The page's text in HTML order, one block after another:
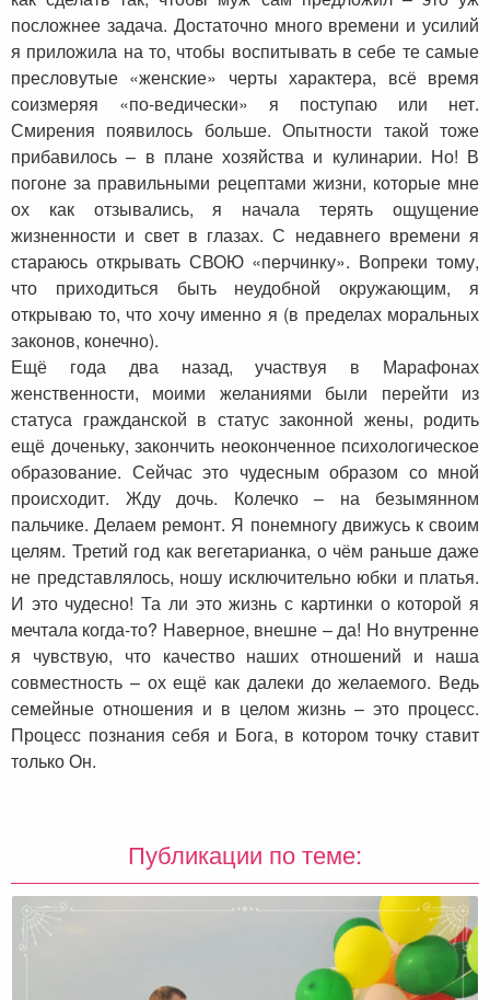
посложнее задача. Достаточно много времени и усилий
я приложила на то, чтобы воспитывать в себе те самые
пресловутые «женские» черты характера, всё время
соизмеряя «по-ведически» я поступаю или нет.
Смирения появилось больше. Опытности такой тоже
прибавилось – в плане хозяйства и кулинарии. Но! В
погоне за правильными рецептами жизни, которые мне
ох как отзывались, я начала терять ощущение
жизненности и свет в глазах. С недавнего времени я
стараюсь открывать СВОЮ «перчинку». Вопреки тому,
что приходиться быть неудобной окружающим, я
открываю то, что хочу именно я (в пределах моральных
законов, конечно).
Ещё года два назад, участвуя в Марафонах
женственности, моими желаниями были перейти из
статуса гражданской в статус законной жены, родить
ещё доченьку, закончить неоконченное психологическое
образование. Сейчас это чудесным образом со мной
происходит. Жду дочь. Колечко – на безымянном
пальчике. Делаем ремонт. Я понемногу движусь к своим
целям. Третий год как вегетарианка, о чём раньше даже
не представлялось, ношу исключительно юбки и платья.
И это чудесно! Та ли это жизнь с картинки о которой я
мечтала когда-то? Наверное, внешне – да! Но внутренне
я чувствую, что качество наших отношений и наша
совместность – ох ещё как далеки до желаемого. Ведь
семейные отношения и в целом жизнь – это процесс.
Процесс познания себя и Бога, в котором точку ставит
только Он.
Публикации по теме: